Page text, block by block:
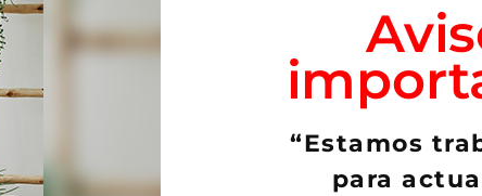
relacionados
“Estamos
para